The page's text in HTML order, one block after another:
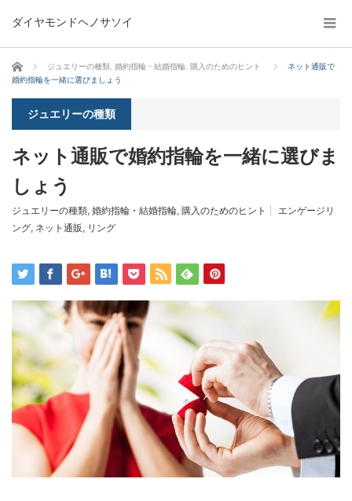
ダイヤモンドヘノサソイ
ホーム ジュエリーの種類 婚約指輪・結婚指輪 購入のためのヒント
ネット通販で
婚約指輪を一緒に選びましょう
ジュエリーの種類
ネット通販で婚約指輪を一緒に選びま
しょう
ジュエリーの種類, 婚約指輪・結婚指輪, 購入のためのヒント
エンゲージリ
ング, ネット通販 , リング